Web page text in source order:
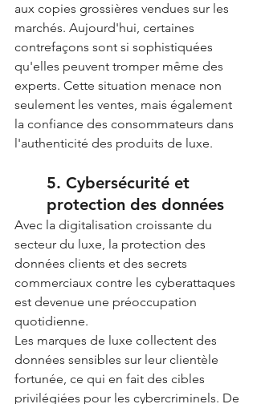
aux copies grossières vendues sur les
marchés. Aujourd'hui, certaines
contrefaçons sont si sophistiquées
qu'elles peuvent tromper même des
experts. Cette situation menace non
seulement les ventes, mais également
la confiance des consommateurs dans
l'authenticité des produits de luxe.
5. Cybersécurité et
protection des données
Avec la digitalisation croissante du
secteur du luxe, la protection des
données clients et des secrets
commerciaux contre les cyberattaques
est devenue une préoccupation
quotidienne.
Les marques de luxe collectent des
données sensibles sur leur clientèle
fortunée, ce qui en fait des cibles
privilégiées pour les cybercriminels. De